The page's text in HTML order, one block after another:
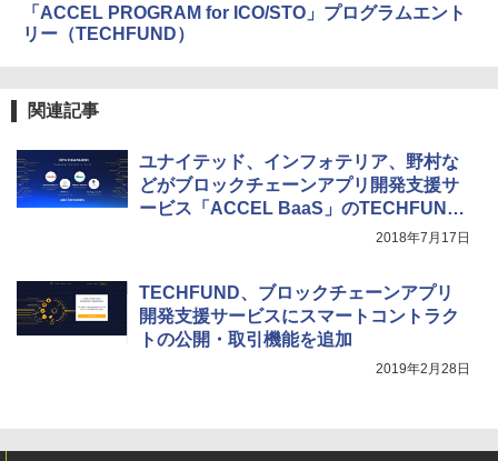
「ACCEL PROGRAM for ICO/STO」プログラムエント
リー（TECHFUND）
関連記事
ユナイテッド、インフォテリア、野村な
どがブロックチェーンアプリ開発支援サ
ービス「ACCEL BaaS」のTECHFUND
2018年7月17日
TECHFUND、ブロックチェーンアプリ
開発支援サービスにスマートコントラク
トの公開・取引機能を追加
2019年2月28日